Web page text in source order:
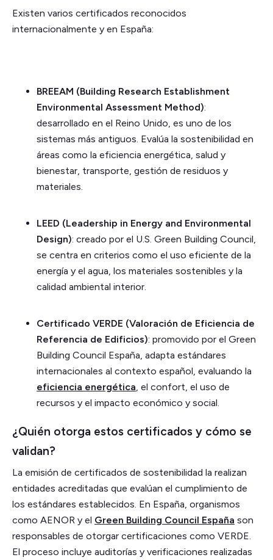
Existen varios certificados reconocidos
internacionalmente y en España:
BREEAM (Building Research Establishment
Environmental Assessment Method):
desarrollado en el Reino Unido, es uno de los
sistemas más antiguos. Evalúa la sostenibilidad en
áreas como la eficiencia energética, salud y
bienestar, transporte, gestión de residuos y
materiales.
LEED (Leadership in Energy and Environmental
Design): creado por el U.S. Green Building Council,
se centra en criterios como el uso eficiente de la
energía y el agua, los materiales sostenibles y la
calidad ambiental interior.
Certificado VERDE (Valoración de Eficiencia de
Referencia de Edificios): promovido por el Green
Building Council España, adapta estándares
internacionales al contexto español, evaluando la
eficiencia energética, el confort, el uso de
recursos y el impacto económico y social.
¿Quién otorga estos certificados y cómo se
validan?
La emisión de certificados de sostenibilidad la realizan
entidades acreditadas que evalúan el cumplimiento de
los estándares establecidos. En España, organismos
como AENOR y el Green Building Council España son
responsables de otorgar certificaciones como VERDE.
El proceso incluye auditorías y verificaciones realizadas